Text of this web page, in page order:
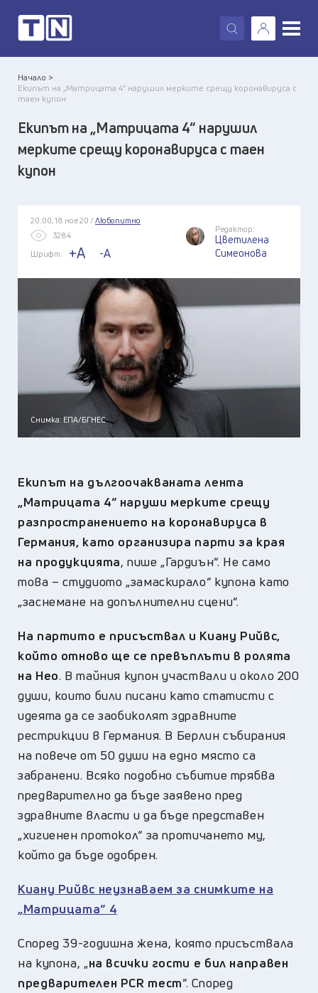
X
Начало >
Екипът на „Матрицата 4“ нарушил мерките срещу коронавируса с
таен купон
Екипът на „Матрицата 4“ нарушил
мерките срещу коронавируса с таен
купон
20:00, 18 ное 20 / Любопитно
3284
Шрифт:
+A -A
Редактор:
Цветилена
Симеонова
Снимка: ЕПА/БГНЕС
Екипът на дългоочакваната лента
„Матрицата 4“ наруши мерките срещу
разпространението на коронавируса в
Германия, като организира парти за края
на продукцията, пише „Гардиън“. Не само
това – студиото „замаскирало“ купона като
„заснемане на допълнителни сцени“.
На партито е присъствал и Киану Рийвс,
който отново ще се превъплъти в ролята
на Нео. В тайния купон участвали и около 200
души, които били писани като статисти с
идеята да се заобиколят здравните
рестрикции в Германия. В Берлин събирания
на повече от 50 души на едно място са
забранени. Всяко подобно събитие трябва
предварително да бъде заявено пред
здравните власти и да бъде представен
„хигиенен протокол“ за протичането му,
който да бъде одобрен.
Киану Рийвс неузнаваем за снимките на
„Матрицата“ 4
Според 39-годишна жена, която присъствала
на купона, „на всички гости е бил направен
предварителен PCR тест“. Според